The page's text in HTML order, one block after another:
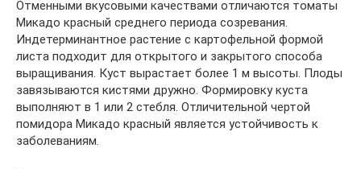
Отменными вкусовыми качествами отличаются томаты
Микадо красный среднего периода созревания.
Индетерминантное растение с картофельной формой
листа подходит для открытого и закрытого способа
выращивания. Куст вырастает более 1 м высоты. Плоды
завязываются кистями дружно. Формировку куста
выполняют в 1 или 2 стебля. Отличительной чертой
помидора Микадо красный является устойчивость к
заболеваниям.